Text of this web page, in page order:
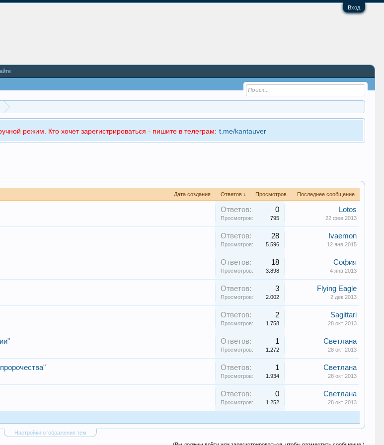
Вход
режим. Кто хочет зарегистрироваться - пишите в телеграм: t.me/kantauver
Дата создания Ответов ↓ Просмотров Последнее сообщение
Ответов: 0
Просмотров: 795
Lotos
22 фев 2013
Ответов: 28
Просмотров: 5.596
Ivaemon
12 янв 2015
Ответов: 18
Просмотров: 3.898
София
4 янв 2013
Ответов: 3
Просмотров: 2.002
Flying Eagle
2 дек 2013
Ответов: 2
Просмотров: 1.758
Sagittari
28 окт 2013
Ответов: 1
Просмотров: 1.272
Светлана
28 окт 2013
Ответов: 1
Просмотров: 1.934
Светлана
28 окт 2013
Ответов: 0
Просмотров: 1.252
Светлана
28 окт 2013
Настройки отображения тем